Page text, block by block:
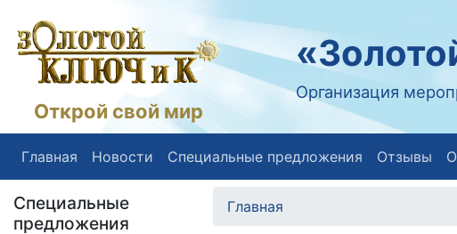
Открой свой мир
Организация
Главная Новости Специальные предложения Отзывы
Главная
Специальные
предложения